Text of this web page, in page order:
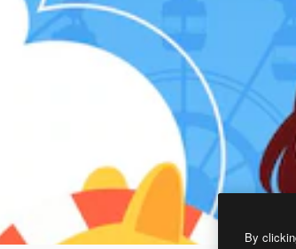
By